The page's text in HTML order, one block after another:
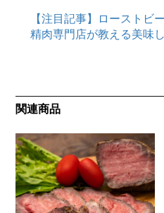
【注目記事】ローストビ
精肉専門店が教える美味
関連商品